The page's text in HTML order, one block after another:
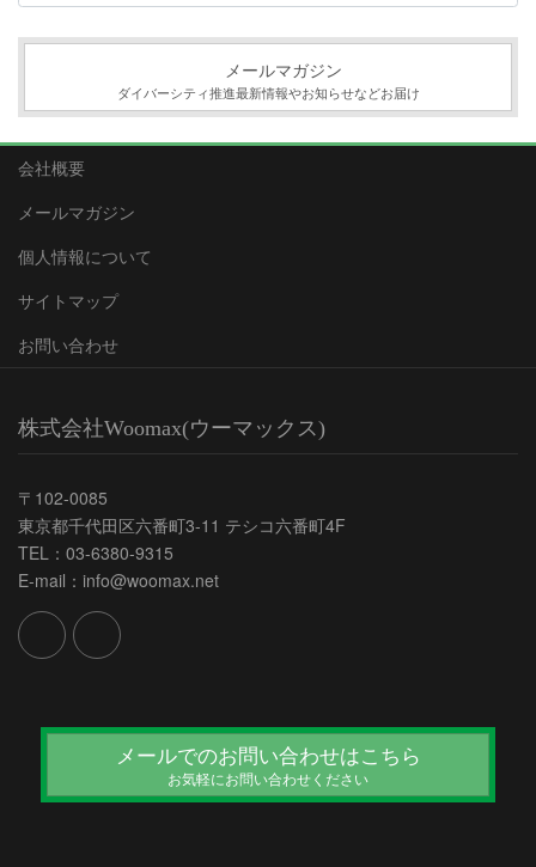
イ
メールマガジン
ダイバーシティ推進最新情報やお知らせなどお届け
会社概要
メールマガジン
個人情報について
サイトマップ
お問い合わせ
株式会社Woomax(ウーマックス)
〒102-0085
東京都千代田区六番町3-11 テシコ六番町4F
TEL：03-6380-9315
E-mail：info@woomax.net
メールでのお問い合わせはこちら
お気軽にお問い合わせください